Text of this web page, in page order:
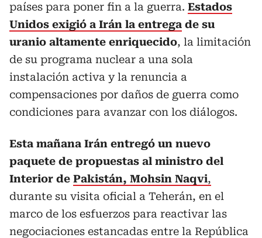
países para poner fin a la guerra. Estados
Unidos exigió a Irán la entrega de su
uranio altamente enriquecido, la limitación
de su programa nuclear a una sola
instalación activa y la renuncia a
compensaciones por daños de guerra como
condiciones para avanzar con los diálogos.
Esta mañana Irán entregó un nuevo
paquete de propuestas al ministro del
Interior de Pakistán, Mohsin Naqvi,
durante su visita oficial a Teherán, en el
marco de los esfuerzos para reactivar las
negociaciones estancadas entre la República